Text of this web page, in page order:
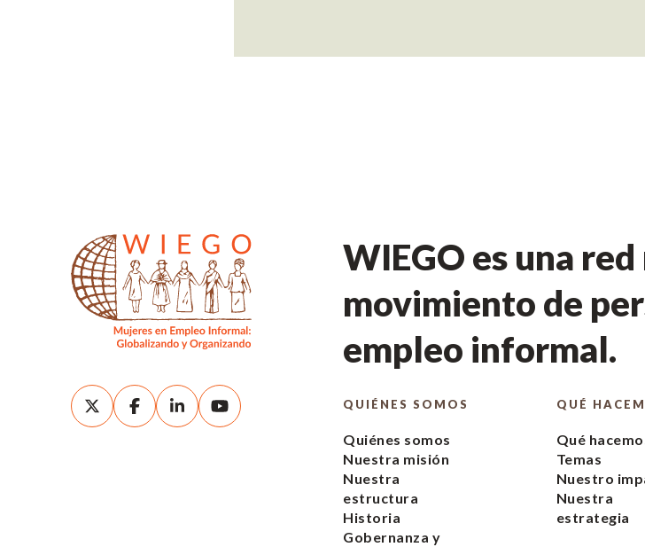
WIEGO es una
movimiento de
empleo informal.
QUIÉNES SOMOS
Quiénes somos
Nuestra misión
Nuestra
estructura
Historia
Gobernanza y
QUÉ
Qué
Temas
Nuestro
Nuestra
estrategia